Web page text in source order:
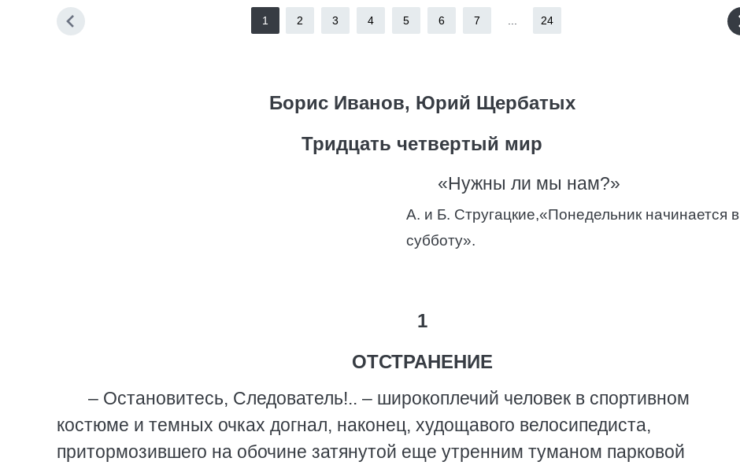
1 2 3 4 5 6 7 24
Борис Иванов, Юрий Щербатых
Тридцать четвертый мир
«Нужны ли мы нам?»
А. и Б. Стругацкие,«Понедельник начинается в
субботу».
1
ОТСТРАНЕНИЕ
– Остановитесь, Следователь!.. – широкоплечий человек в спортивном
костюме и темных очках догнал, наконец, худощавого велосипедиста,
притормозившего на обочине затянутой еще утренним туманом парковой